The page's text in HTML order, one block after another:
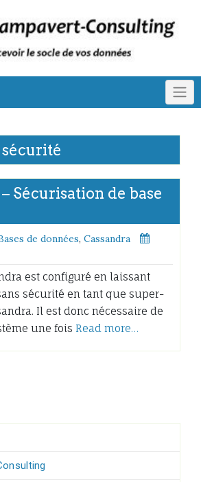
sécurité
Sécurisation de base
de données, Cassandra
est configuré en laissant
sécurité en tant que super-
Il est donc nécessaire de
une fois Read more…